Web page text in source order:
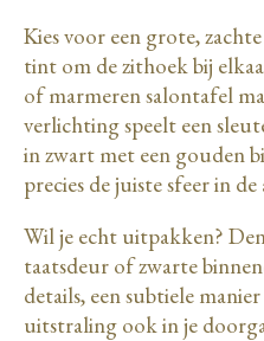
Kies voor een grote,
tint om de zithoek bij
of marmeren salontafel
verlichting speelt een
in zwart met een gouden
precies de juiste sfeer in de
Wil je echt uitpakken?
taatsdeur of zwarte
details, een subtiele
uitstraling ook in je